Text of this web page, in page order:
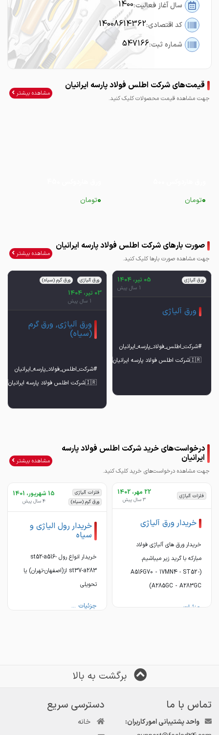
سال آغاز فعالیت:1400
کد اقتصادی:14008614362
شماره ثبت:547166
قیمت‌های شرکت اطلس فولاد پارسه ایرانیان
جهت مشاهده قیمت محصولات کلیک کنید.
مشاهده بیشتر
0تومان 0تومان
صورت بارهای شرکت اطلس فولاد پارسه ایرانیان
جهت مشاهده صورت بارها کلیک کنید.
مشاهده بیشتر
ورق آلیاژی 05 تیر، 1404
1 سال پیش
ورق آلیاژی
✅ بزرگترین مجموعه تامین کننده ورقهای آلیاژی وارداتی
ورق آلیاژی ورق گرم (سیاه)
03 تیر، 1404
1 سال پیش
ورق آلیاژی, ورق گرم
(سیاه)
- #A516G60 - #ST52 #A285GC -
✅ بزرگترین مجموعه تامین کننده ورقهای
درخواست‌های خرید شرکت اطلس فولاد پارسه
ایرانیان
جهت مشاهده درخواست‌های خرید کلیک کنید.
مشاهده بیشتر
فلزات آلیاژی 22 مهر، 1402
3 سال پیش
خریدار ورق آلیاژی
خریدار ورق های آلیاژی فولاد
مبارکه با گرید زیر میباشیم.
(A516G70 - 17MN4 - ST52 -
A285GC - A283GC)
جزئیات ...
فلزات آلیاژی
ورق گرم (سیاه)
15 شهریور، 1401
4 سال پیش
خریدار رول الیاژی و
سیاه
خریدار انواع رول st52-a516-
st37-a283 از(اصفهان-تهران) یا
تحویلی
جزئیات ...
برگشت به بالا
تماس با ما
واحد پشتیبانی امور کاربران:
دسترسی سریع
خانه